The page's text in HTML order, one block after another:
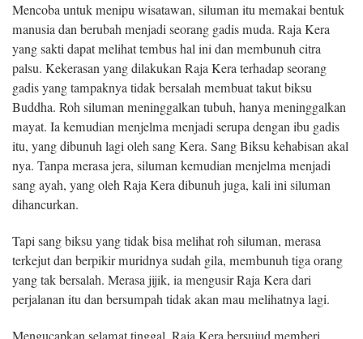
Mencoba untuk menipu wisatawan, siluman itu memakai bentuk
manusia dan berubah menjadi seorang gadis muda. Raja Kera
yang sakti dapat melihat tembus hal ini dan membunuh citra
palsu. Kekerasan yang dilakukan Raja Kera terhadap seorang
gadis yang tampaknya tidak bersalah membuat takut biksu
Buddha. Roh siluman meninggalkan tubuh, hanya meninggalkan
mayat. Ia kemudian menjelma menjadi serupa dengan ibu gadis
itu, yang dibunuh lagi oleh sang Kera. Sang Biksu kehabisan akal
nya. Tanpa merasa jera, siluman kemudian menjelma menjadi
sang ayah, yang oleh Raja Kera dibunuh juga, kali ini siluman
dihancurkan.
Tapi sang biksu yang tidak bisa melihat roh siluman, merasa
terkejut dan berpikir muridnya sudah gila, membunuh tiga orang
yang tak bersalah. Merasa jijik, ia mengusir Raja Kera dari
perjalanan itu dan bersumpah tidak akan mau melihatnya lagi.